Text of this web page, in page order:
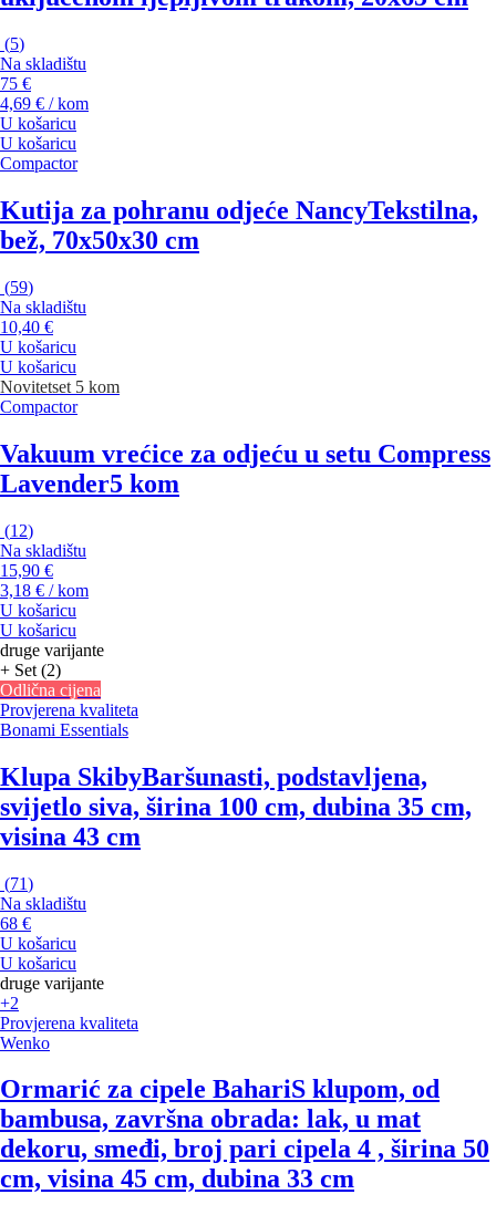
(5)
Na skladištu
75 €
4,69 € / kom
U košaricu
U košaricu
Compactor
Kutija za pohranu odjeće NancyTekstilna,
bež, 70x50x30 cm
(59)
Na skladištu
10,40 €
U košaricu
U košaricu
Novitetset 5 kom
Compactor
Vakuum vrećice za odjeću u setu Compress
Lavender5 kom
(12)
Na skladištu
15,90 €
3,18 € / kom
U košaricu
U košaricu
druge varijante
+ Set (2)
Odlična cijena
Provjerena kvaliteta
Bonami Essentials
Klupa SkibyBaršunasti, podstavljena,
svijetlo siva, širina 100 cm, dubina 35 cm,
visina 43 cm
(71)
Na skladištu
68 €
U košaricu
U košaricu
druge varijante
+2
Provjerena kvaliteta
Wenko
Ormarić za cipele BahariS klupom, od
bambusa, završna obrada: lak, u mat
dekoru, smeđi, broj pari cipela 4 , širina 50
cm, visina 45 cm, dubina 33 cm